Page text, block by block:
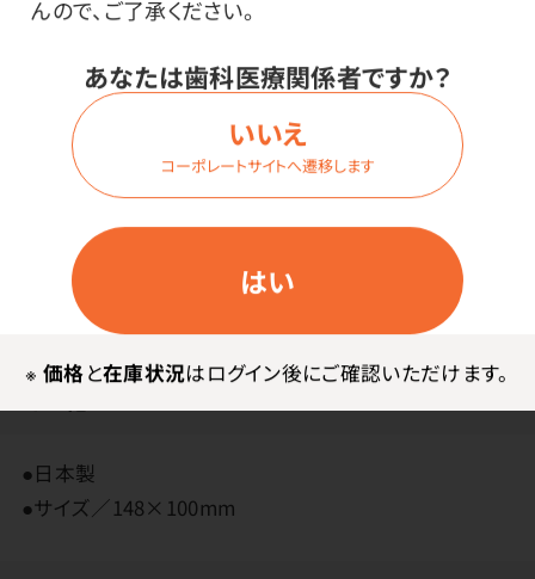
んので、ご了承ください。
あなたは歯科医療関係者ですか？
はい
いいえ
コーポレートサイトへ遷移します
※ 価格と在庫状況はログイン後にご確認いただけます。
P.D.R.では、薬袋・リコールカード等の名入れ印刷も承
っております。貴院名、ご住所、お電話番号の印刷の他、
ロゴマーク、QRコードを入れることもできます。柄も豊
富ですので、ぜひ一度ご検討ください。
●日本製
●サイズ／148×100mm